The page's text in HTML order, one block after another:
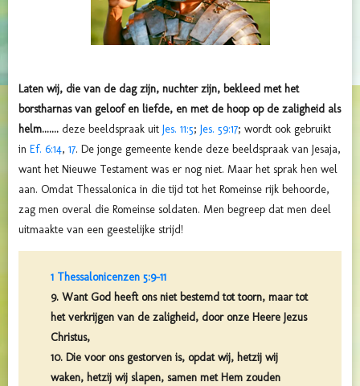
Laten wij, die van de dag zijn, nuchter zijn, bekleed met het
borstharnas van geloof en liefde, en met de hoop op de zaligheid als
helm....... deze beeldspraak uit Jes. 11:5; Jes. 59:17; wordt ook gebruikt
in Ef. 6:14, 17. De jonge gemeente kende deze beeldspraak van Jesaja,
want het Nieuwe Testament was er nog niet. Maar het sprak hen wel
aan. Omdat Thessalonica in die tijd tot het Romeinse rijk behoorde,
zag men overal die Romeinse soldaten. Men begreep dat men deel
uitmaakte van een geestelijke strijd!
1 Thessalonicenzen 5:9-11
9. Want God heeft ons niet bestemd tot toorn, maar tot
het verkrijgen van de zaligheid, door onze Heere Jezus
Christus,
10. Die voor ons gestorven is, opdat wij, hetzij wij
waken, hetzij wij slapen, samen met Hem zouden